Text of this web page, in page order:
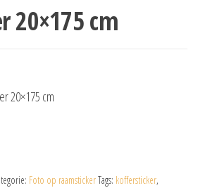
20×175 cm
20×175 cm
Foto op raamstickerTags: koffersticker,